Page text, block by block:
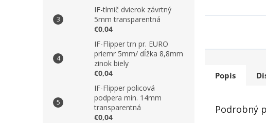
IF-tlmič dvierok závrtný
5mm transparentná
€0,04
IF-Flipper trn pr. EURO
priemr 5mm/ dĺžka 8,8mm
zinok biely
€0,04
IF-Flipper policová
podpera min. 14mm
transparentná
€0,04
Popis
Podrobný